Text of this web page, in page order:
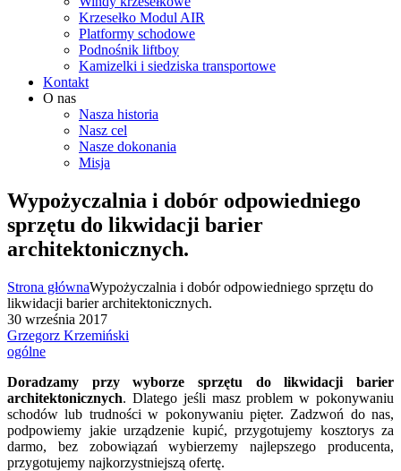
Krzesełko Modul AIR
Platformy schodowe
Podnośnik liftboy
Kamizelki i siedziska transportowe
Kontakt
O nas
Nasza historia
Nasz cel
Nasze dokonania
Misja
Wypożyczalnia i dobór odpowiedniego
sprzętu do likwidacji barier
architektonicznych.
Strona głównaWypożyczalnia i dobór odpowiedniego sprzętu do
likwidacji barier architektonicznych.
30 września 2017
Grzegorz Krzemiński
ogólne
Doradzamy przy wyborze sprzętu do likwidacji barier
architektonicznych. Dlatego jeśli masz problem w pokonywaniu
schodów lub trudności w pokonywaniu pięter. Zadzwoń do nas,
podpowiemy jakie urządzenie kupić, przygotujemy kosztorys za
darmo, bez zobowiązań wybierzemy najlepszego producenta,
przygotujemy najkorzystniejszą ofertę.